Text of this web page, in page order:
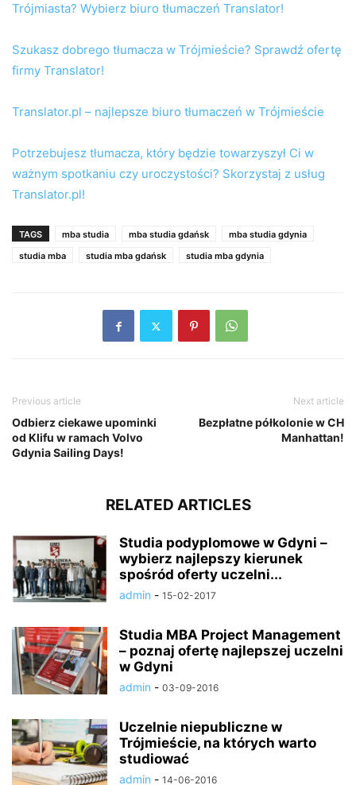
Trójmiasta? Wybierz biuro tłumaczeń Translator!
Szukasz dobrego tłumacza w Trójmieście? Sprawdź ofertę
firmy Translator!
Translator.pl – najlepsze biuro tłumaczeń w Trójmieście
Potrzebujesz tłumacza, który będzie towarzyszył Ci w
ważnym spotkaniu czy uroczystości? Skorzystaj z usług
Translator.pl!
TAGS mba studia mba studia gdańsk
mba studia gdynia
studia mba
studia mba gdańsk studia mba gdynia
Previous article
Odbierz ciekawe upominki
od Klifu w ramach Volvo
Gdynia Sailing Days!
Next article
Bezpłatne półkolonie w CH
Manhattan!
RELATED ARTICLES
Studia podyplomowe w Gdyni –
wybierz najlepszy kierunek
spośród oferty uczelni...
admin - 15-02-2017
Studia MBA Project Management
– poznaj ofertę najlepszej uczelni
w Gdyni
admin - 03-09-2016
Uczelnie niepubliczne w
Trójmieście, na których warto
studiować
admin - 14-06-2016